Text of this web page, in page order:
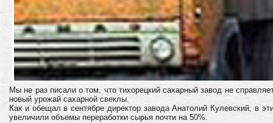
Мы не раз писали о том, что тихорецкий сахарный завод не
новый урожай сахарной свеклы.
Как и обещал в сентябре директор завода Анатолий Кулевский, в
увеличили объемы переработки сырья почти на 50%.